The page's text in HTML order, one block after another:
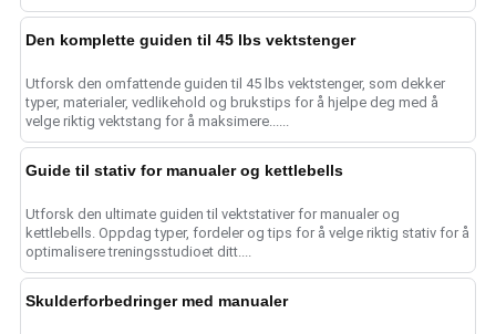
Den komplette guiden til 45 lbs vektstenger
Utforsk den omfattende guiden til 45 lbs vektstenger, som dekker
typer, materialer, vedlikehold og brukstips for å hjelpe deg med å
velge riktig vektstang for å maksimere......
Guide til stativ for manualer og kettlebells
Utforsk den ultimate guiden til vektstativer for manualer og
kettlebells. Oppdag typer, fordeler og tips for å velge riktig stativ for å
optimalisere treningsstudioet ditt....
Skulderforbedringer med manualer